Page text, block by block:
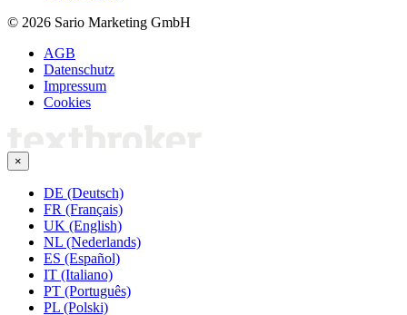
© 2026 Sario Marketing GmbH
AGB
Datenschutz
Impressum
Cookies
×
DE (Deutsch)
FR (Français)
UK (English)
NL (Nederlands)
ES (Español)
IT (Italiano)
PT (Português)
PL (Polski)